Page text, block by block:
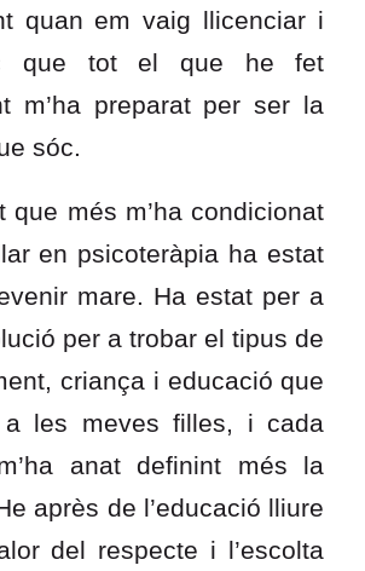
quan em vaig llicenciar i
que tot el que he fet
m’ha preparat per ser la
sóc.
que més m’ha condicionat
en psicoteràpia ha estat
mare. Ha estat per a
per a trobar el tipus de
criança i educació que
les meves filles, i cada
anat definint més la
après de l’educació lliure
del respecte i l’escolta